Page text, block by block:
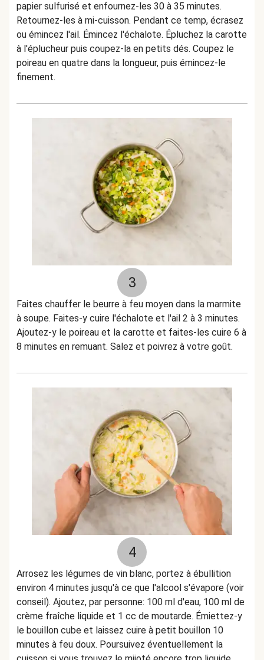
papier sulfurisé et enfournez-les 30 à 35 minutes.
Retournez-les à mi-cuisson. Pendant ce temp, écrasez
ou émincez l'ail. Émincez l'échalote. Épluchez la carotte
à l'éplucheur puis coupez-la en petits dés. Coupez le
poireau en quatre dans la longueur, puis émincez-le
finement.
3
Faites chauffer le beurre à feu moyen dans la marmite
à soupe. Faites-y cuire l'échalote et l'ail 2 à 3 minutes.
Ajoutez-y le poireau et la carotte et faites-les cuire 6 à
8 minutes en remuant. Salez et poivrez à votre goût.
4
Arrosez les légumes de vin blanc, portez à ébullition
environ 4 minutes jusqu'à ce que l'alcool s'évapore (voir
conseil). Ajoutez, par personne: 100 ml d'eau, 100 ml de
crème fraîche liquide et 1 cc de moutarde. Émiettez-y
le bouillon cube et laissez cuire à petit bouillon 10
minutes à feu doux. Poursuivez éventuellement la